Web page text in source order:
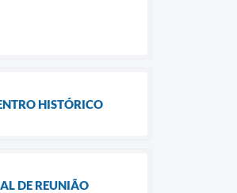
HISTÓRICO
DE REUNIÃO